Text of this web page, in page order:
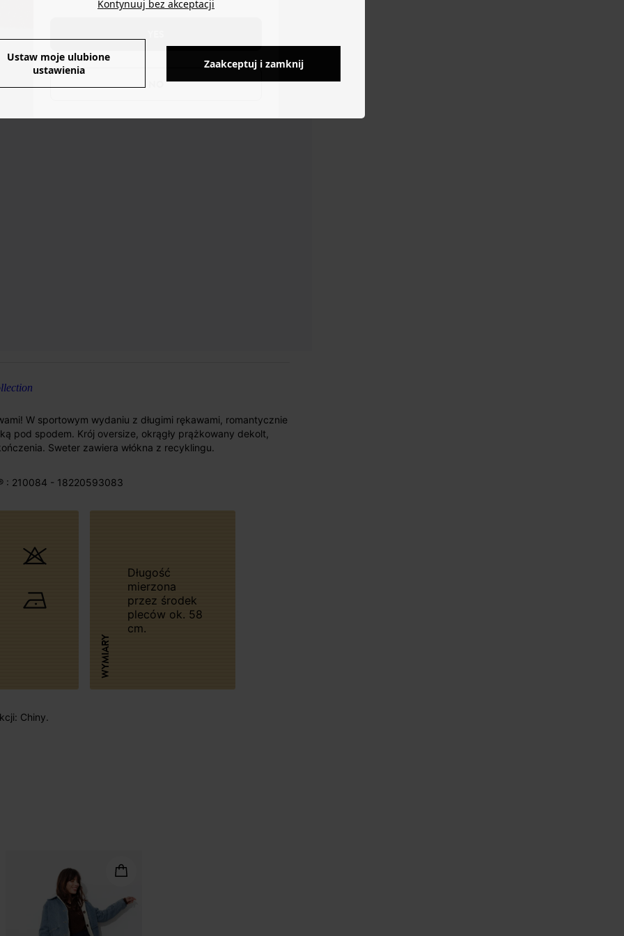
W sportowym wydaniu z długimi rękawami, romantycznie
pod spodem. Krój oversize, okrągły prążkowany dekolt,
Sweter zawiera włókna z recyklingu.
: 210084 - 18220593083
WYMIARY
Długość
mierzona
przez środek
pleców ok. 58
cm.
Chiny.
Kontynuuj bez akceptacji
Ustaw moje ulubione
ustawienia
Zaakceptuj i zamknij